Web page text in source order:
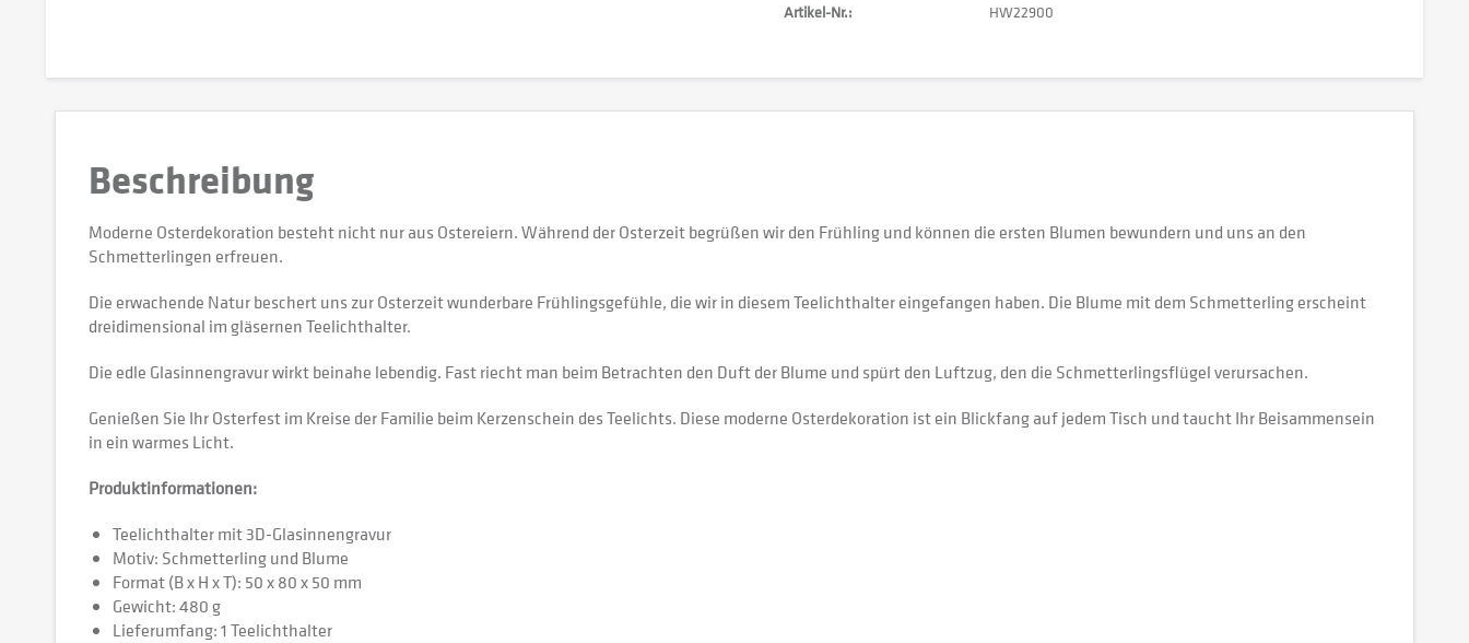
Artikel-Nr.: HW22900
Beschreibung
Moderne Osterdekoration besteht nicht nur aus Ostereiern. Während der Osterzeit begrüßen wir den Frühling und können die ersten Blumen bewundern und uns an den
Schmetterlingen erfreuen.
Die erwachende Natur beschert uns zur Osterzeit wunderbare Frühlingsgefühle, die wir in diesem Teelichthalter eingefangen haben. Die Blume mit dem Schmetterling erscheint
dreidimensional im gläsernen Teelichthalter.
Die edle Glasinnengravur wirkt beinahe lebendig. Fast riecht man beim Betrachten den Duft der Blume und spürt den Luftzug, den die Schmetterlingsflügel verursachen.
Genießen Sie Ihr Osterfest im Kreise der Familie beim Kerzenschein des Teelichts. Diese moderne Osterdekoration ist ein Blickfang auf jedem Tisch und taucht Ihr Beisammensein
in ein warmes Licht.
Produktinformationen:
Teelichthalter mit 3D-Glasinnengravur
Motiv: Schmetterling und Blume
Format (B x H x T): 50 x 80 x 50 mm
Gewicht: 480 g
Lieferumfang: 1 Teelichthalter